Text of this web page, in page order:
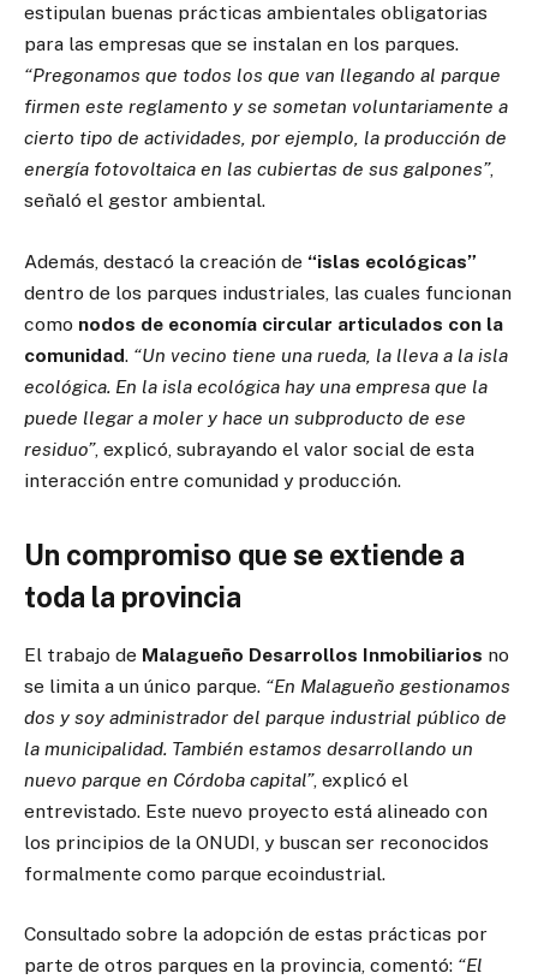
estipulan buenas prácticas ambientales obligatorias
para las empresas que se instalan en los parques.
“Pregonamos que todos los que van llegando al parque
firmen este reglamento y se sometan voluntariamente a
cierto tipo de actividades, por ejemplo, la producción de
energía fotovoltaica en las cubiertas de sus galpones”,
señaló el gestor ambiental.
Además, destacó la creación de “islas ecológicas”
dentro de los parques industriales, las cuales funcionan
como nodos de economía circular articulados con la
comunidad. “Un vecino tiene una rueda, la lleva a la isla
ecológica. En la isla ecológica hay una empresa que la
puede llegar a moler y hace un subproducto de ese
residuo”, explicó, subrayando el valor social de esta
interacción entre comunidad y producción.
Un compromiso que se extiende a
toda la provincia
El trabajo de Malagueño Desarrollos Inmobiliarios no
se limita a un único parque. “En Malagueño gestionamos
dos y soy administrador del parque industrial público de
la municipalidad. También estamos desarrollando un
nuevo parque en Córdoba capital”, explicó el
entrevistado. Este nuevo proyecto está alineado con
los principios de la ONUDI, y buscan ser reconocidos
formalmente como parque ecoindustrial.
Consultado sobre la adopción de estas prácticas por
parte de otros parques en la provincia, comentó: “El